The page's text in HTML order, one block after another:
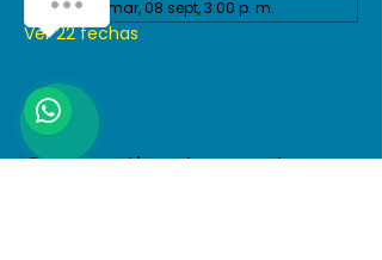
mar, 08 sept, 3:00 p. m.
Ver 22 fechas
Compartir este evento